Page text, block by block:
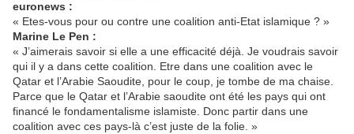
euronews :
« Etes-vous pour ou contre une coalition anti-Etat islamique ? »
Marine Le Pen :
« J’aimerais savoir si elle a une efficacité déjà. Je voudrais savoir
qui il y a dans cette coalition. Etre dans une coalition avec le
Qatar et l’Arabie Saoudite, pour le coup, je tombe de ma chaise.
Parce que le Qatar et l’Arabie saoudite ont été les pays qui ont
financé le fondamentalisme islamiste. Donc partir dans une
coalition avec ces pays-là c’est juste de la folie. »